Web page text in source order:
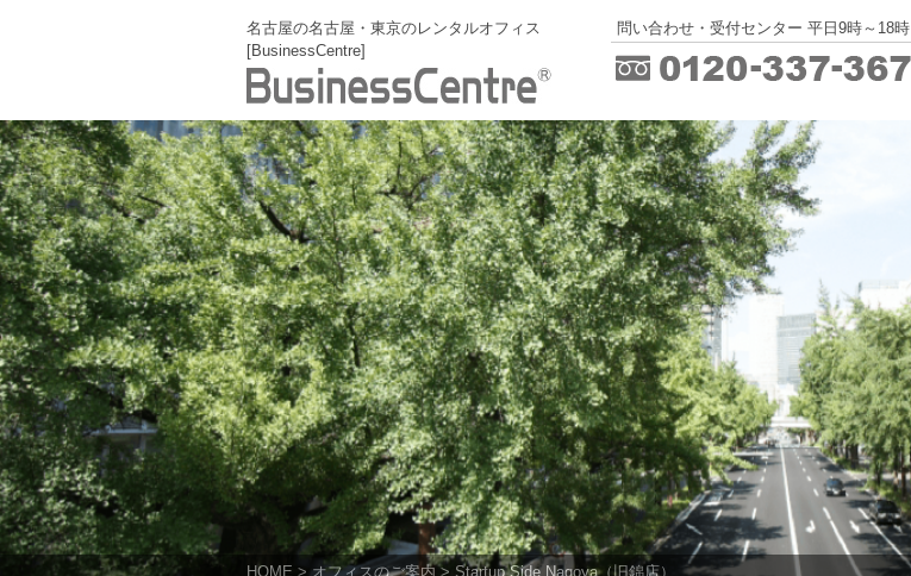
名古屋の名古屋・東京のレンタルオフィス
[BusinessCentre]
問い合わせ・受付センター 平日9時～18時
HOME > オフィスのご案内> Startup Side Nagoya（旧錦店）